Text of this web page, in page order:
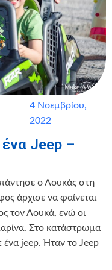
4 Νοεμβρίου,
2022
Jeep –
ο Λουκάς στη
άρχισε να φαίνεται
τον Λουκά, ενώ οι
Στο κατάστρωμα
ένα jeep. Ήταν το Jeep